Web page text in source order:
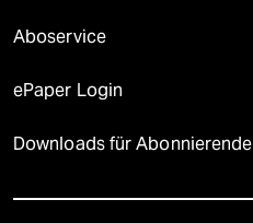
Aboservice
ePaper Login
Downloads für Abonnierende